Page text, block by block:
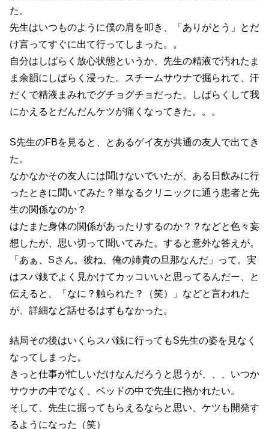
た。
先生はいつものように僕の肩を叩き、「ありがとう」とだ
け言ってすぐに出て行ってしまった。。
自分はしばらく放心状態というか、先生の精液で汚れたま
ま余韻にしばらく浸った。スチームサウナで掘られて、汗
だくで精液まみれでグチョグチョだった。しばらくして我
にかえるとだんだんケツが痛くなってきた。。。
S先生のFBを見ると、とあるゲイ友が共通の友人で出てき
た。
なかなかその友人には聞けないでいたが、ある日飲みに行
ったときに聞いてみた？単なるクリニックに通う患者と先
生の関係なのか？
はたまた身体の関係があったりするのか？？などと色々妄
想したが、思い切って聞いてみた。すると意外な答えが。
「あぁ、Sさん。彼ね、俺の姉貴の旦那なんだ」って。実
はスパ銭でよく見かけてカッコいいと思ってるんだー、と
伝えると、「なに？触られた？（笑）」などと言われた
が、詳細など話せるはずもなかった。
結局その後はいくらスパ銭に行ってもS先生の姿を見なく
なってしまった。
きっと仕事が忙しいだけなんだろうと思うが、、、いつか
サウナの中でなく、ベッドの中で先生に抱かれたい。
そして、先生に掘ってもらえるならと思い、ケツも開発す
るようになった（笑）